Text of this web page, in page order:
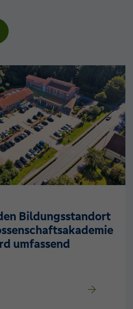
Bildungsstandort
umfassend